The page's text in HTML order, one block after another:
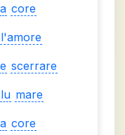
a core
l'amore
scerrare
lu mare
a core